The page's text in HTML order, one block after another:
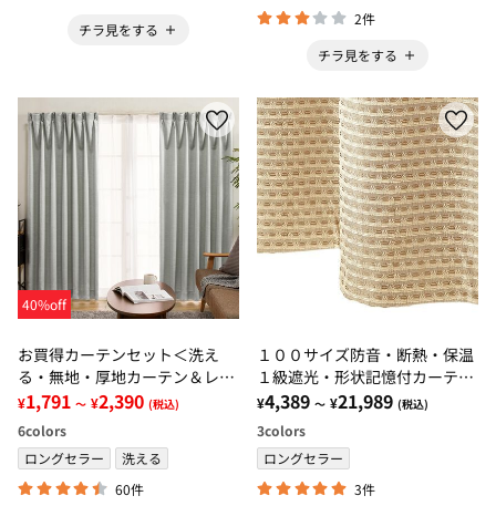
チラ見をする
2件
チラ見をする
40%off
お買得カーテンセット＜洗え
る・無地・厚地カーテン＆レー
スカーテン＞
¥1,791 ～ ¥2,390 (税込)
6colors
ロングセラー
洗える
60件
１００サイズ防音・断熱・保温
１級遮光・形状記憶付カーテ
ン ベージュ・アイボリー・ロ
ーズピンク
¥4,389 ～ ¥21,989 (税込)
3colors
ロングセラー
3件